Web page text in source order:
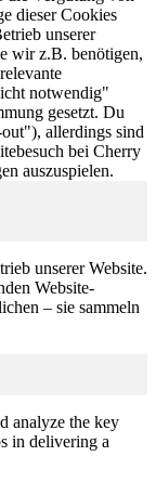
dieser Cookies
unserer
wir z.B. benötigen,
notwendig"
gesetzt. Du
allerdings sind
bei Cherry
auszuspielen.
unserer Website.
Website-
– sie sammeln
analyze the key
in delivering a